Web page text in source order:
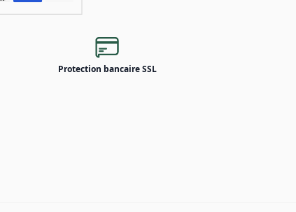
Protection bancaire SSL